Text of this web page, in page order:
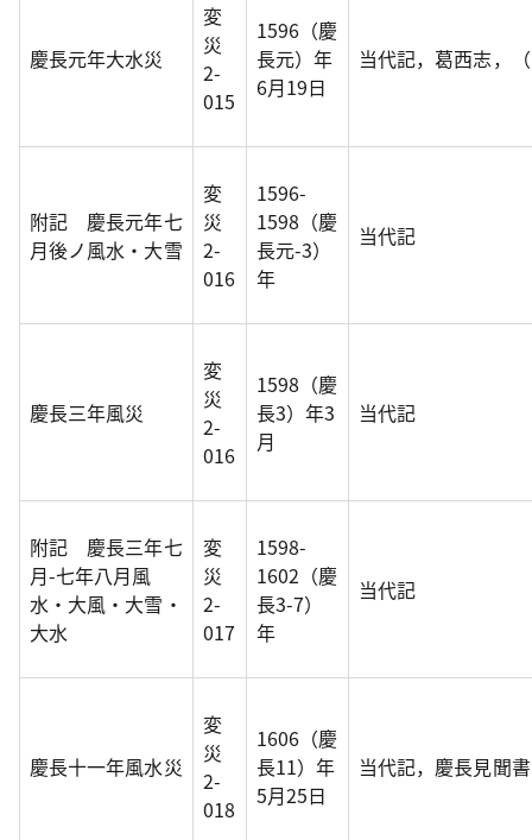
慶長元年大水災
変
災
2-
015
1596（慶
長元）年
6月19日
当代記，葛西志，
附記 慶長元年七
月後ノ風水・大雪
変
災
2-
016
1596-
1598（慶
長元-3）
年
当代記
慶長三年風災
変
災
2-
016
1598（慶
長3）年3
月
当代記
附記 慶長三年七
月-七年八月風
水・大風・大雪・
大水
変
災
2-
017
1598-
1602（慶
長3-7）
年
当代記
慶長十一年風水災
変
災
2-
018
1606（慶
長11）年
5月25日
当代記，慶長見聞